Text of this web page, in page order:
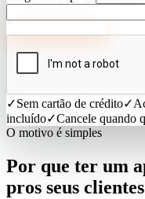
✓Sem cartão de crédito✓
incluído✓Cancele quando
O motivo é simples
Por que ter um
pros seus clientes